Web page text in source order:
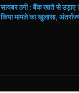
सायबर ठगी : बैंक खाते से
किया मामले का खुलासा,